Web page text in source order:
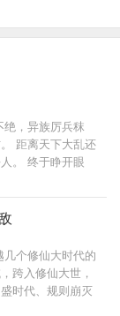
，异族厉兵秣
距离天下大乱还
。 终于睁开眼
白骨，名将，美
唯见白骨黄沙
平！ 贫道李观
个修仙大时代的
跨入修仙大世，
时代、规则崩灭